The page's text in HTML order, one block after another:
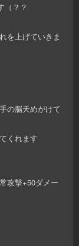
（？？
を上げていきま
の脳天めがけて
くれます
攻撃+50ダメー